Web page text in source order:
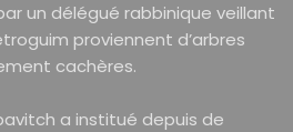
un délégué rabbinique veillant
proviennent d’arbres
cachères.
a institué depuis de